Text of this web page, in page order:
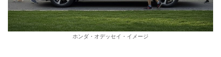
ホンダ・オデッセイ・イメージ